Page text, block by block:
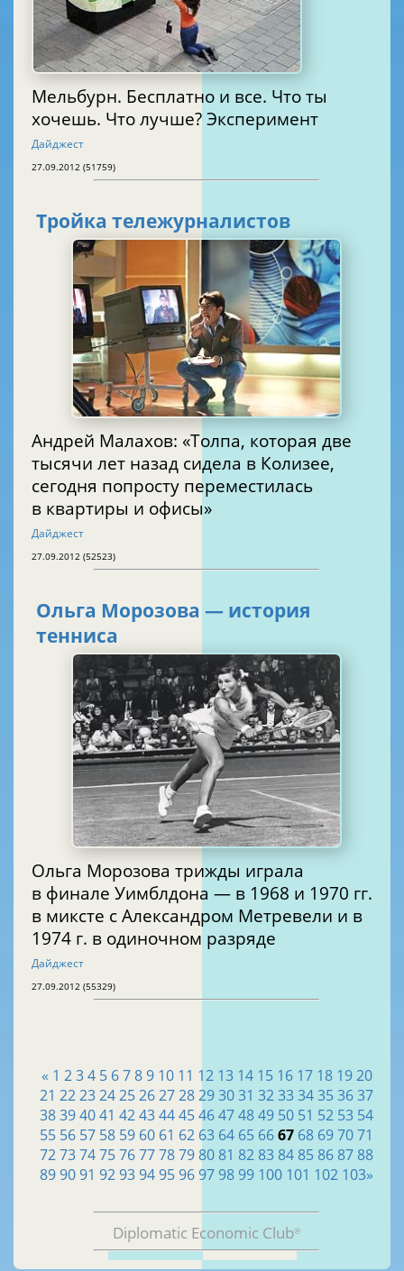
Мельбурн. Бесплатно и все. Что ты
хочешь. Что лучше? Эксперимент
Дайджест
27.09.2012 (51759)
Тройка тележурналистов
Андрей Малахов: «Толпа, которая две
тысячи лет назад сидела в Колизее,
сегодня попросту переместилась
в квартиры и офисы»
Дайджест
27.09.2012 (52523)
Ольга Морозова — история
тенниса
Ольга Морозова трижды играла
в финале Уимблдона — в 1968 и 1970 гг.
в миксте с Александром Метревели и в
1974 г. в одиночном разряде
Дайджест
27.09.2012 (55329)
« 1 2 3 4 5 6 7 8 9 10 11 12 13 14 15 16 17 18 19 20
21 22232425262728293031 323334353637
38394041 4243444546474849 50 51 52 53 54
55 56 57 58 59 60 61 62 63 64 65 6667 68 697071
727374757677787980 81 82 83 84 85 86 87 88
899091 929394959697 98 99 100 101 102 103»
Diplomatic Economic Club®